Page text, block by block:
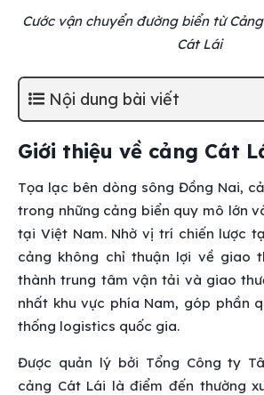
Cước vận chuyển đường biển từ
Cát Lái
Nội dung bài viết
Giới thiệu về cảng Cát
Tọa lạc bên dòng sông Đồng Nai,
trong những cảng biển quy mô lớn
tại Việt Nam. Nhờ vị trí chiến lược
cảng không chỉ thuận lợi về giao
thành trung tâm vận tải và giao
nhất khu vực phía Nam, góp phần
thống logistics quốc gia.
Được quản lý bởi Tổng Công ty
cảng Cát Lái là điểm đến thường